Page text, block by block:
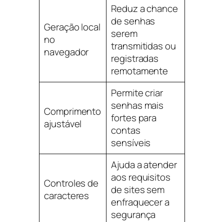
Geração local
no
navegador
Reduz a chance
de senhas
serem
transmitidas ou
registradas
remotamente
Comprimento
ajustável
Permite criar
senhas mais
fortes para
contas
sensíveis
Controles de
caracteres
Ajuda a atender
aos requisitos
de sites sem
enfraquecer a
segurança